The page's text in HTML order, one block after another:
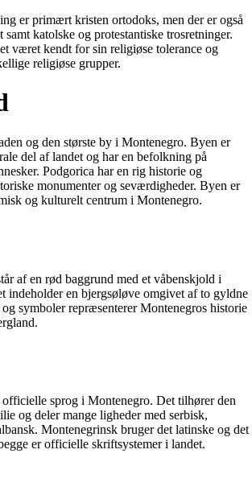
er primært kristen ortodoks, men der er også
katolske og protestantiske trosretninger.
været kendt for sin religiøse tolerance og
religiøse grupper.
og den største by i Montenegro. Byen er
del af landet og har en befolkning på
Podgorica har en rig historie og
monumenter og seværdigheder. Byen er
og kulturelt centrum i Montenegro.
af en rød baggrund med et våbenskjold i
indeholder en bjergsøløve omgivet af to gyldne
symboler repræsenterer Montenegros historie
sprog i Montenegro. Det tilhører den
og deler mange ligheder med serbisk,
Montenegrinsk bruger det latinske og det
er officielle skriftsystemer i landet.